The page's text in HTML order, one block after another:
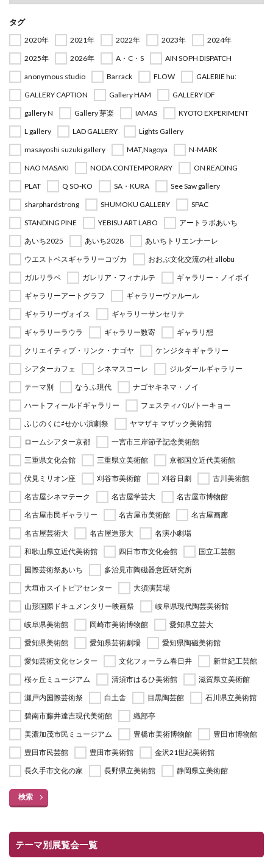
タグ
2020年 2021年 2022年 2023年
2024年
2025年
2026年 A・C・S
AIN SOPH DISPATCH
anonymous studio
Barrack FLOW
GALERIE hu:
GALLERY CAPTION
Gallery HAM
GALLERY IDF
gallery N
Gallery 芽楽 IAMAS
KYOTO EXPERIMENT
L gallery
LAD GALLERY
Lights Gallery
masayoshi suzuki gallery
MAT,Nagoya
N-MARK
NAO MASAKI
NODA CONTEMPORARY
ON READING
PLAT
Q SO-KO SA・KURA
See Saw gallery
sharphardstrong
SHUMOKU GALLERY
SPAC
STANDING PINE
YEBISU ART LABO
アートラボあいち
あいち2025
あいち2028
あいちトリエンナーレ
ウエストベスギャラリーコヅカ
おおぶ文化交流の杜 allobu
ガルリラペ
ガレリア・フィナルテ
ギャラリー・ノイボイ
ギャラリーアートグラフ
ギャラリーヴァルール
ギャラリーヴォイス
ギャラリーサンセリテ
ギャラリーラウラ
ギャラリー数寄
ギャラリ想
クリエイティブ・リンク・ナゴヤ
ケンジタキギャラリー
シアターカフェ
シネマスコーレ
ジルダールギャラリー
テーマ別
なうふ現代
ナゴヤキネマ・ノイ
ハートフィールドギャラリー
フェスティバル/トーキョー
ふじのくに⇄せかい演劇祭
ヤマザキ マザック美術館
ロームシアター京都
一宮市三岸節子記念美術館
三重県文化会館
三重県立美術館
京都国立近代美術館
伏見ミリオン座
刈谷市美術館 刈谷日劇
古川美術館
名古屋シネマテーク
名古屋学芸大
名古屋市博物館
名古屋市民ギャラリー
名古屋市美術館
名古屋画廊
名古屋芸術大
名古屋造形大
名演小劇場
和歌山県立近代美術館
四日市市文化会館
国立工芸館
国際芸術祭あいち
多治見市陶磁器意匠研究所
大垣市スイトピアセンター
大須演芸場
山形国際ドキュメンタリー映画祭
岐阜県現代陶芸美術館
岐阜県美術館
岡崎市美術博物館
愛知県立芸大
愛知県美術館
愛知県芸術劇場
愛知県陶磁美術館
愛知芸術文化センター
文化フォーラム春日井
新世紀工芸館
桜ヶ丘ミュージアム
清須市はるひ美術館
滋賀県立美術館
瀬戸内国際芸術祭
白土舎 目黒陶芸館
石川県立美術館
碧南市藤井達吉現代美術館
織部亭
美濃加茂市民ミュージアム
豊橋市美術博物館
豊田市博物館
豊田市民芸館
豊田市美術館
金沢21世紀美術館
長久手市文化の家
長野県立美術館 静岡県立美術館
検索
テーマ別展覧会一覧